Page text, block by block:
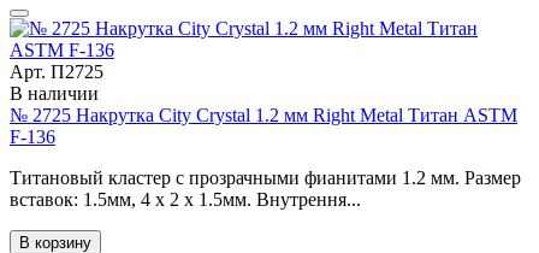
Арт. П2725
В наличии
№ 2725 Накрутка City Crystal 1.2 мм Right Metal Титан ASTM
F-136
Титановый кластер с прозрачными фианитами 1.2 мм. Размер
вставок: 1.5мм, 4 х 2 х 1.5мм. Внутрення...
В корзину